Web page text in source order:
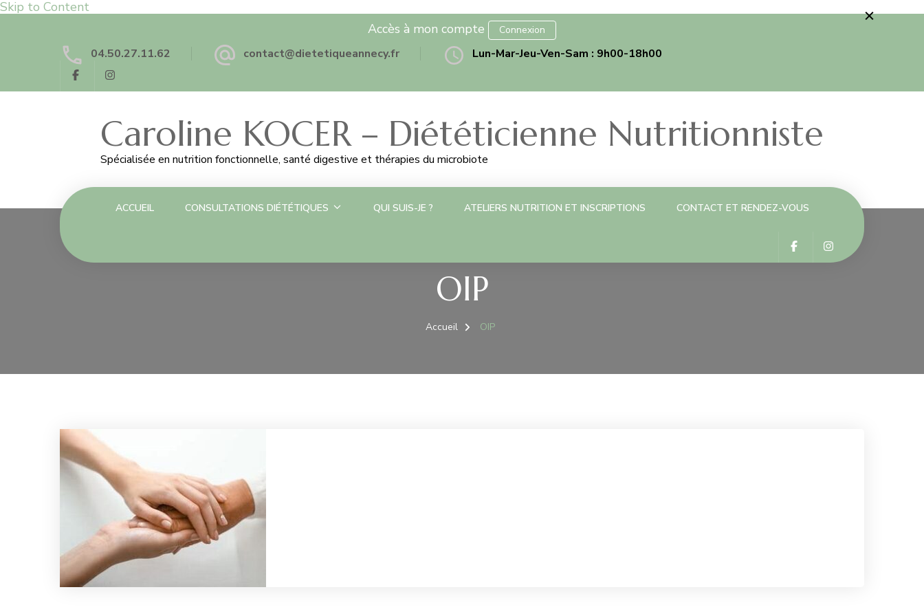
Skip to Content
Accès à mon compte
Connexion
04.50.27.11.62 contact@dietetiqueannecy.fr Lun-Mar-Jeu-Ven-Sam : 9h00-18h00
Caroline KOCER – Diététicienne Nutritionniste
Spécialisée en nutrition fonctionnelle, santé digestive et thérapies du microbiote
ACCUEIL CONSULTATIONS DIÉTÉTIQUES QUI SUIS-JE ? ATELIERS NUTRITION ET INSCRIPTIONS CONTACT ET RENDEZ-VOUS
OIP
Accueil OIP